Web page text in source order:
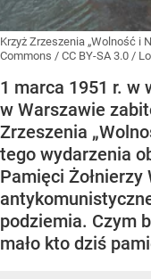
Krzyż Zrzeszenia „Wolność i
Commons / CC BY-SA 3.0 /
1 marca 1951 r. w
w Warszawie
Zrzeszenia
tego wydarzenia
Pamięci Żołnierzy
podziemia. Czym
mało kto dziś